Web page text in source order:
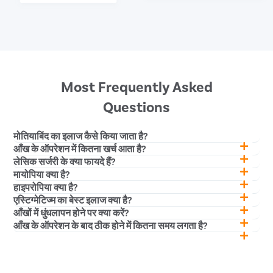
Most Frequently Asked
Questions
मोतियाबिंद का इलाज कैसे किया जाता है?
आँख के ऑपरेशन में कितना खर्च आता है?
लेसिक सर्जरी के क्या फायदे हैं?
मायोपिया क्या है?
हाइपरोपिया क्या है?
एस्टिग्मेटिज्म का बेस्ट इलाज क्या है?
आँखों में धुंधलापन होने पर क्या करें?
आँख के ऑपरेशन के बाद ठीक होने में कितना समय लगता है?